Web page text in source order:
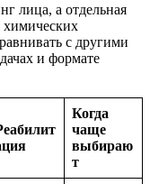
лица, а отдельная
химических
с другими
и формате
Когда
чаще
выбираю
т